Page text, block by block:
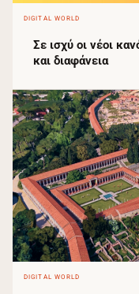
DIGITAL WORLD
Σε ισχύ οι νέοι
και διαφάνεια
DIGITAL WORLD